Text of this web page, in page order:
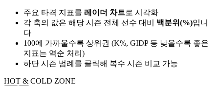
주요 타격 지표를 레이더 차트로 시각화
각 축의 값은 해당 시즌 전체 선수 대비 백분위(%)입니
다
100에 가까울수록 상위권 (K%, GIDP 등 낮을수록 좋은
지표는 역순 처리)
하단 시즌 범례를 클릭해 복수 시즌 비교 가능
HOT & COLD ZONE